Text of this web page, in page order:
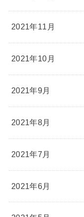
2021年11月
2021年10月
2021年9月
2021年8月
2021年7月
2021年6月